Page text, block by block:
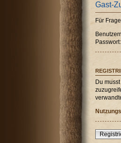
Gast-
Für
Du